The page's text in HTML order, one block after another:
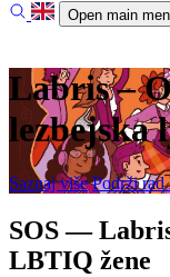
Open main
Vesti
Oblasti rada
O nama
Biblioteka
Kontakt
Labris –
lezbejska
Saznaj više Podrži rad
SOS —
LBTIQ žene